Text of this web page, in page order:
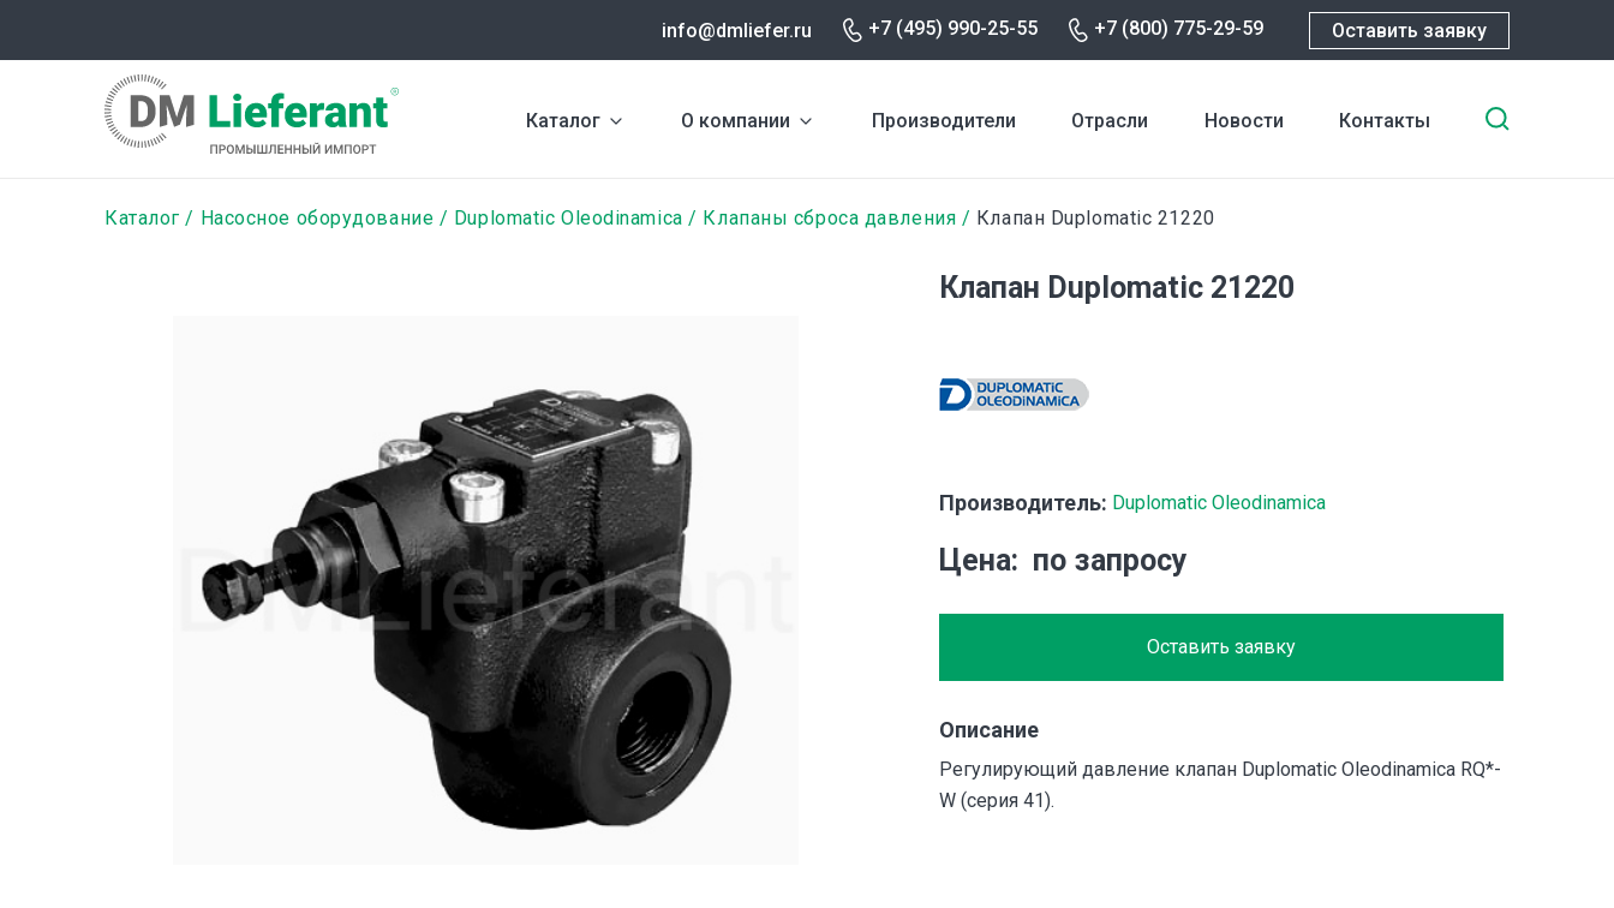
содержанию
info@dmliefer.ru +7 (495) 990-25-55 +7 (800) 775-29-59 Оставить заявку
Каталог О компании Производители Отрасли Новости Контакты
Строка
Каталог Насосное оборудование Duplomatic Oleodinamica Клапаны сброса давления Клапан Duplomatic 21220
Клапан Duplomatic 21220
Производитель: Duplomatic Oleodinamica
Цена по запросу
Оставить заявку
Описание
Регулирующий давление клапан Duplomatic Oleodinamica RQ*-
W (серия 41).